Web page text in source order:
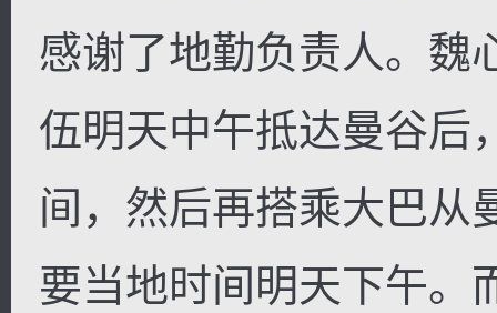
感谢了地勤负责人。魏
伍明天中午抵达曼谷后
间，然后再搭乘大巴从
要当地时间明天下午。